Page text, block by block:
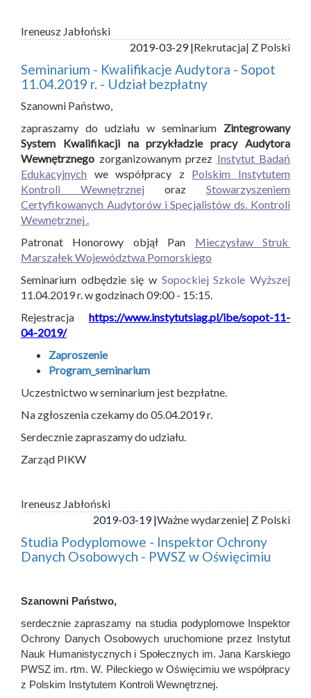
Ireneusz Jabłoński
2019-03-29 |Rekrutacja| Z Polski
Seminarium - Kwalifikacje Audytora - Sopot
11.04.2019 r. - Udział bezpłatny
Szanowni Państwo,
zapraszamy do udziału w seminarium Zintegrowany
System Kwalifikacji na przykładzie pracy Audytora
Wewnętrznego zorganizowanym przez Instytut Badań
Edukacyjnych we współpracy z Polskim Instytutem
Kontroli Wewnętrznej oraz Stowarzyszeniem
Certyfikowanych Audytorów i Specjalistów ds. Kontroli
Wewnętrznej .
Patronat Honorowy objął Pan Mieczysław Struk
Marszałek Województwa Pomorskiego
Seminarium odbędzie się w Sopockiej Szkole Wyższej
11.04.2019 r. w godzinach 09:00 - 15:15.
Rejestracja https://www.instytutsiag.pl/ibe/sopot-11-
04-2019/
Zaproszenie
Program_seminarium
Uczestnictwo w seminarium jest bezpłatne.
Na zgłoszenia czekamy do 05.04.2019 r.
Serdecznie zapraszamy do udziału.
Zarząd PIKW
Ireneusz Jabłoński
2019-03-19 |Ważne wydarzenie| Z Polski
Studia Podyplomowe - Inspektor Ochrony
Danych Osobowych - PWSZ w Oświęcimiu
Szanowni Państwo,
serdecznie zapraszamy na studia podyplomowe Inspektor
Ochrony Danych Osobowych uruchomione przez Instytut
Nauk Humanistycznych i Społecznych im. Jana Karskiego
PWSZ im. rtm. W. Pileckiego w Oświęcimiu we współpracy
z Polskim Instytutem Kontroli Wewnętrznej.